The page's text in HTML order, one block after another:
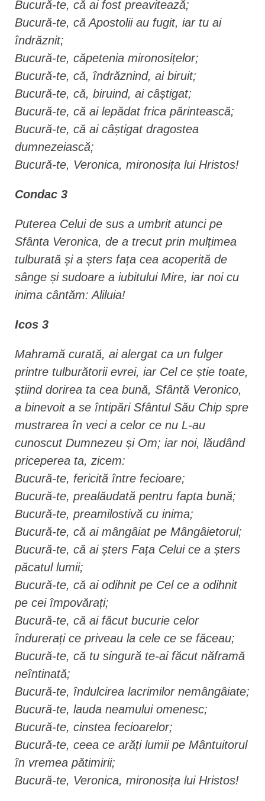
Bucură-te, că ai fost preavitează;
Bucură-te, că Apostolii au fugit, iar tu ai
îndrăznit;
Bucură-te, căpetenia mironosițelor;
Bucură-te, că, îndrăznind, ai biruit;
Bucură-te, că, biruind, ai câștigat;
Bucură-te, că ai lepădat frica părintească;
Bucură-te, că ai câștigat dragostea
dumnezeiască;
Bucură-te, Veronica, mironosița lui Hristos!
Condac 3
Puterea Celui de sus a umbrit atunci pe
Sfânta Veronica, de a trecut prin mulțimea
tulburată și a șters fața cea acoperită de
sânge și sudoare a iubitului Mire, iar noi cu
inima cântăm: Aliluia!
Icos 3
Mahramă curată, ai alergat ca un fulger
printre tulburătorii evrei, iar Cel ce știe toate,
știind dorirea ta cea bună, Sfântă Veronico,
a binevoit a se întipări Sfântul Său Chip spre
mustrarea în veci a celor ce nu L-au
cunoscut Dumnezeu și Om; iar noi, lăudând
priceperea ta, zicem:
Bucură-te, fericită între fecioare;
Bucură-te, prealăudată pentru fapta bună;
Bucură-te, preamilostivă cu inima;
Bucură-te, că ai mângâiat pe Mângâietorul;
Bucură-te, că ai șters Fața Celui ce a șters
păcatul lumii;
Bucură-te, că ai odihnit pe Cel ce a odihnit
pe cei împovărați;
Bucură-te, că ai făcut bucurie celor
îndurerați ce priveau la cele ce se făceau;
Bucură-te, că tu singură te-ai făcut năframă
neîntinată;
Bucură-te, îndulcirea lacrimilor nemângâiate;
Bucură-te, lauda neamului omenesc;
Bucură-te, cinstea fecioarelor;
Bucură-te, ceea ce arăți lumii pe Mântuitorul
în vremea pătimirii;
Bucură-te, Veronica, mironosița lui Hristos!